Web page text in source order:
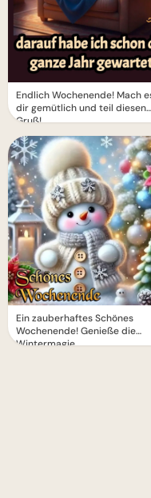
Endlich Wochenende! Mach
dir gemütlich und teil diesen
Gruß!
Ein zauberhaftes Schönes
Wochenende! Genieße die
Wintermagie